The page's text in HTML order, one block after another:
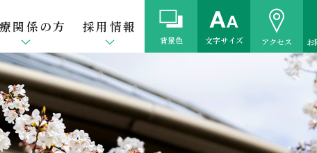
関係の方 採用情報
背景色 文字サイズ アクセス お